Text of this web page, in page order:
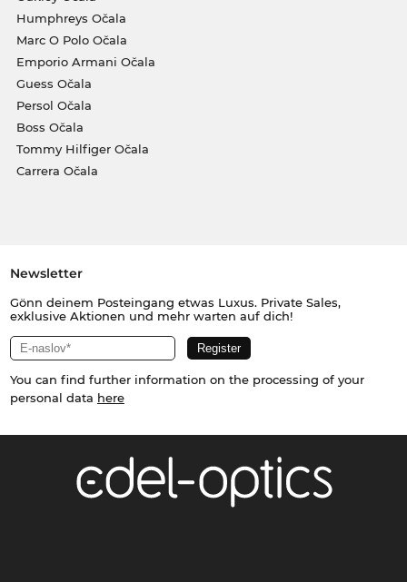
Humphreys Očala
Marc O Polo Očala
Emporio Armani Očala
Guess Očala
Persol Očala
Boss Očala
Tommy Hilfiger Očala
Carrera Očala
Newsletter
Gönn deinem Posteingang etwas Luxus. Private Sales,
exklusive Aktionen und mehr warten auf dich!
You can find further information on the processing of your
personal data here